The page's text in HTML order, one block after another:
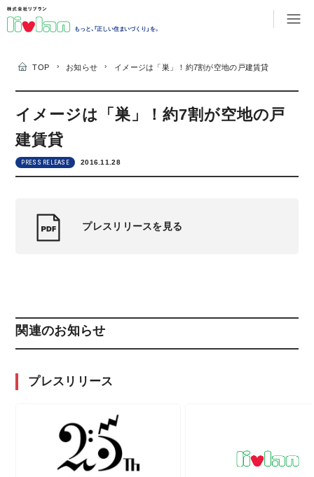
もっと、「正しい住まいづくり」を。
TOP › お知らせ › イメージは「巣」！約7割が空地の戸建賃貸
イメージは「巣」！約7割が空地の戸
建賃貸
PRESS RELEASE 2016.11.28
プレスリリースを見る
関連のお知らせ
プレスリリース